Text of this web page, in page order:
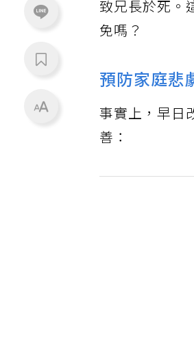
致兄長於死。
免嗎？
預防家庭悲
事實上，早日
善：